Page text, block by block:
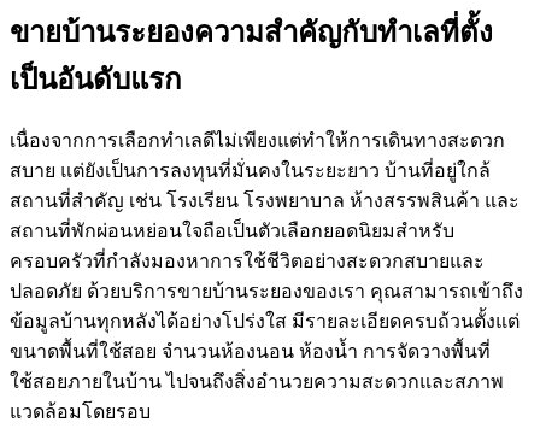
ขายบ้านระยองความสำคัญกับทำเลที่ตั้ง
เป็นอันดับแรก
เนื่องจากการเลือกทำเลดีไม่เพียงแต่ทำให้การเดินทางสะดวก
สบาย แต่ยังเป็นการลงทุนที่มั่นคงในระยะยาว บ้านที่อยู่ใกล้
สถานที่สำคัญ เช่น โรงเรียน โรงพยาบาล ห้างสรรพสินค้า และ
สถานที่พักผ่อนหย่อนใจถือเป็นตัวเลือกยอดนิยมสำหรับ
ครอบครัวที่กำลังมองหาการใช้ชีวิตอย่างสะดวกสบายและ
ปลอดภัย ด้วยบริการขายบ้านระยองของเรา คุณสามารถเข้าถึง
ข้อมูลบ้านทุกหลังได้อย่างโปร่งใส มีรายละเอียดครบถ้วนตั้งแต่
ขนาดพื้นที่ใช้สอย จำนวนห้องนอน ห้องน้ำ การจัดวางพื้นที่
ใช้สอยภายในบ้าน ไปจนถึงสิ่งอำนวยความสะดวกและสภาพ
แวดล้อมโดยรอบ